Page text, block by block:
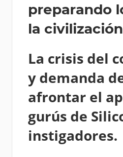
preparando
la civilización
La crisis del
y demanda
afrontar el
gurús de
instigadores.